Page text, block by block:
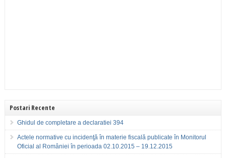
Postari Recente
Ghidul de completare a declaratiei 394
Actele normative cu incidenţă în materie fiscală publicate în Monitorul
Oficial al României în perioada 02.10.2015 – 19.12.2015